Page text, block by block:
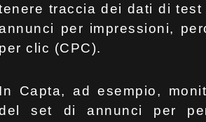
traccia dei dati di
per impressioni,
per clic (CPC).
In Capta, ad esempio,
set di annunci per